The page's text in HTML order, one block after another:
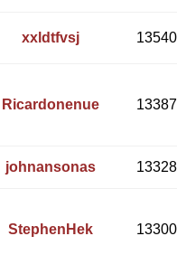
xxldtfvsj 13540
Ricardonenue 13387
johnansonas 13328
StephenHek 13300